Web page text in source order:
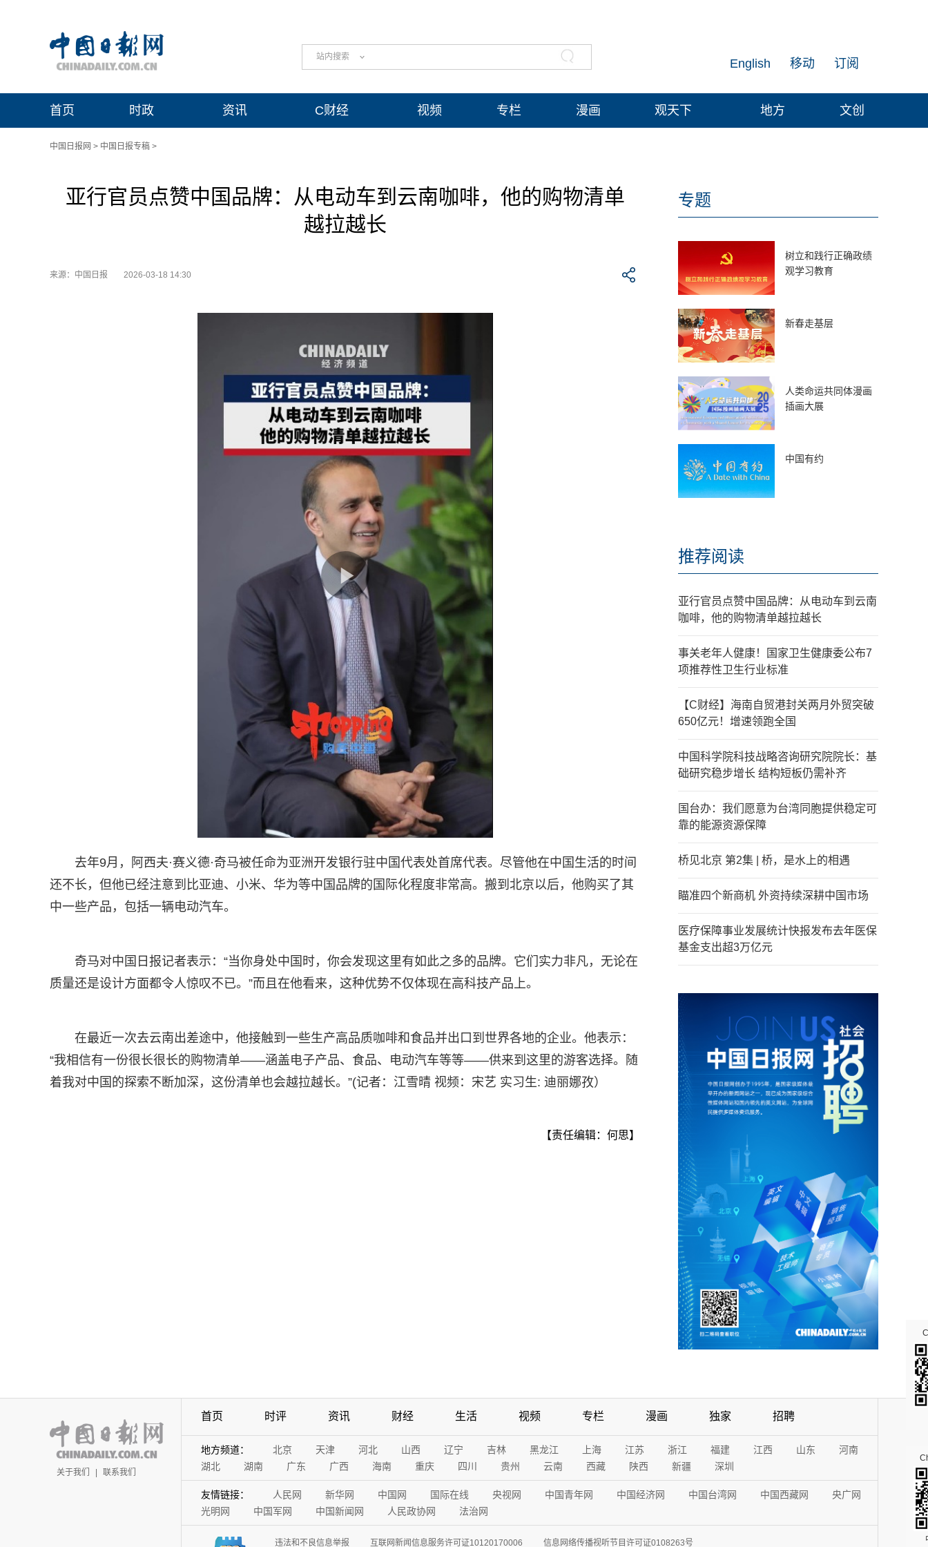
站内搜索 订阅
移动
English
首页 时政 资讯 C财经 视频 专栏 漫画 观天下 地方 文创
中国日报网 > 中国日报专稿 >
亚行官员点赞中国品牌：从电动车到云南咖啡，他的购物清单
越拉越长
来源：中国日报 2026-03-18 14:30
去年9月，阿西夫·赛义德·奇马被任命为亚洲开发银行驻中国代表处首席代表。尽管他在中国生活的时间
还不长，但他已经注意到比亚迪、小米、华为等中国品牌的国际化程度非常高。搬到北京以后，他购买了其
中一些产品，包括一辆电动汽车。
奇马对中国日报记者表示：“当你身处中国时，你会发现这里有如此之多的品牌。它们实力非凡，无论在
质量还是设计方面都令人惊叹不已。”而且在他看来，这种优势不仅体现在高科技产品上。
在最近一次去云南出差途中，他接触到一些生产高品质咖啡和食品并出口到世界各地的企业。他表示：
“我相信有一份很长很长的购物清单——涵盖电子产品、食品、电动汽车等等——供来到这里的游客选择。随
着我对中国的探索不断加深，这份清单也会越拉越长。”(记者：江雪晴 视频：宋艺 实习生: 迪丽娜孜）
【责任编辑：何思】
专题
树立和践行正确政绩
观学习教育
新春走基层
人类命运共同体漫画
插画大展
中国有约
推荐阅读
亚行官员点赞中国品牌：从电动车到云南
咖啡，他的购物清单越拉越长
事关老年人健康！国家卫生健康委公布7
项推荐性卫生行业标准
【C财经】海南自贸港封关两月外贸突破
650亿元！增速领跑全国
中国科学院科技战略咨询研究院院长：基
础研究稳步增长 结构短板仍需补齐
国台办：我们愿意为台湾同胞提供稳定可
靠的能源资源保障
桥见北京 第2集 | 桥，是水上的相遇
瞄准四个新商机 外资持续深耕中国市场
医疗保障事业发展统计快报发布去年医保
基金支出超3万亿元
关于我们 | 联系我们
首页 时评 资讯 财经 生活 视频 专栏 漫画 独家 招聘
地方频道： 北京 天津 河北 山西 辽宁 吉林 黑龙江 上海 江苏 浙江 福建 江西 山东
河南
湖北
湖南 广东 广西 海南 重庆 四川 贵州 云南 西藏 陕西 新疆 深圳
友情链接： 人民网 新华网 中国网 国际在线 央视网 中国青年网 中国经济网 中国台湾网 中国西藏网
央广网
光明网
中国军网 中国新闻网 人民政协网 法治网
违法和不良信息举报 互联网新闻信息服务许可证10120170006 信息网络传播视听节目许可证0108263号